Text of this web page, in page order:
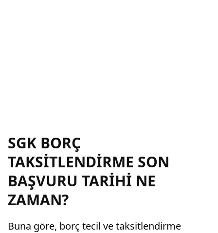
SGK BORÇ
TAKSİTLENDİRME SON
BAŞVURU TARİHİ NE
ZAMAN?
Buna göre, borç tecil ve taksitlendirme